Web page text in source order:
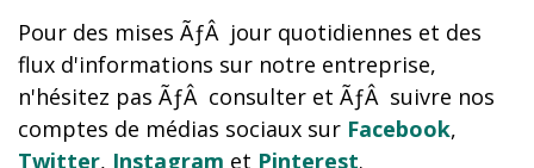
Pour des mises ÃƒÂ jour quotidiennes et des
flux d'informations sur notre entreprise,
n'hésitez pas ÃƒÂ consulter et ÃƒÂ suivre nos
comptes de médias sociaux sur Facebook,
Twitter, Instagram et Pinterest.